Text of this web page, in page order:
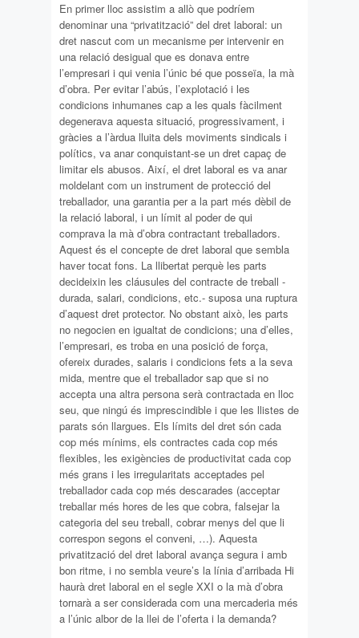
En primer lloc assistim a allò que podríem
denominar una “privatització” del dret laboral: un
dret nascut com un mecanisme per intervenir en
una relació desigual que es donava entre
l’empresari i qui venia l’únic bé que posseïa, la mà
d’obra. Per evitar l’abús, l’explotació i les
condicions inhumanes cap a les quals fàcilment
degenerava aquesta situació, progressivament, i
gràcies a l’àrdua lluita dels moviments sindicals i
polítics, va anar conquistant-se un dret capaç de
limitar els abusos. Així, el dret laboral es va anar
moldelant com un instrument de protecció del
treballador, una garantia per a la part més dèbil de
la relació laboral, i un límit al poder de qui
comprava la mà d’obra contractant treballadors.
Aquest és el concepte de dret laboral que sembla
haver tocat fons. La llibertat perquè les parts
decideixin les cláusules del contracte de treball -
durada, salari, condicions, etc.- suposa una ruptura
d’aquest dret protector. No obstant això, les parts
no negocien en igualtat de condicions; una d’elles,
l’empresari, es troba en una posició de força,
ofereix durades, salaris i condicions fets a la seva
mida, mentre que el treballador sap que si no
accepta una altra persona serà contractada en lloc
seu, que ningú és imprescindible i que les llistes de
parats són llargues. Els límits del dret són cada
cop més mínims, els contractes cada cop més
flexibles, les exigències de productivitat cada cop
més grans i les irregularitats acceptades pel
treballador cada cop més descarades (acceptar
treballar més hores de les que cobra, falsejar la
categoria del seu treball, cobrar menys del que li
correspon segons el conveni, …). Aquesta
privatització del dret laboral avança segura i amb
bon ritme, i no sembla veure’s la línia d’arribada Hi
haurà dret laboral en el segle XXI o la mà d’obra
tornarà a ser considerada com una mercaderia més
a l’únic albor de la llei de l’oferta i la demanda?